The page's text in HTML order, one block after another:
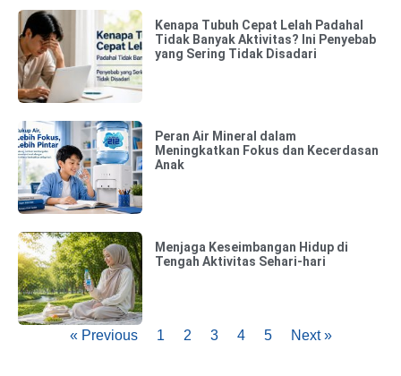
Kenapa Tubuh Cepat Lelah Padahal
Tidak Banyak Aktivitas? Ini Penyebab
yang Sering Tidak Disadari
Peran Air Mineral dalam
Meningkatkan Fokus dan Kecerdasan
Anak
Menjaga Keseimbangan Hidup di
Tengah Aktivitas Sehari-hari
« Previous 1 2 3 4 5 Next »